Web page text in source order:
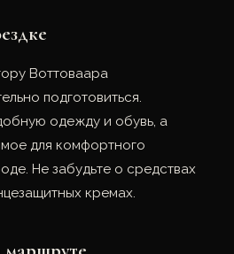
Воттоваара
подготовиться.
одежду и обувь, а
для комфортного
Не забудьте о средствах
кремах.